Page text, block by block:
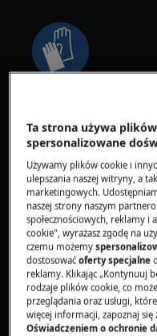
Załóż rękawice
konserwacyjne lub
pasami.
OSTRZEŻENIE!
Drobne elementy
poniżej 3 roku
części i
Ta strona używa
spersonalizowane
Używamy plików cookie i
ulepszania naszej witryny, a
marketingowych.
naszej strony naszym
społecznościowych, reklamy i
cookie", wyrażasz zgodę na
czemu możemy
dostosowaćoferty specjalne
reklamy. Klikając „Kontynuuj
rodzaje plików cookie, co
przeglądania oraz usługi,
więcej informacji, zapoznaj się
Oświadczeniem o ochronie